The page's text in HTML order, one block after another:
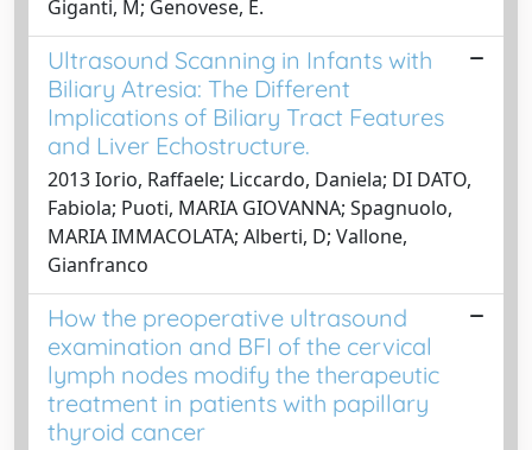
Giganti, M; Genovese, E.
Ultrasound Scanning in Infants with
Biliary Atresia: The Different
Implications of Biliary Tract Features
and Liver Echostructure.
2013 Iorio, Raffaele; Liccardo, Daniela; DI DATO,
Fabiola; Puoti, MARIA GIOVANNA; Spagnuolo,
MARIA IMMACOLATA; Alberti, D; Vallone,
Gianfranco
How the preoperative ultrasound
examination and BFI of the cervical
lymph nodes modify the therapeutic
treatment in patients with papillary
thyroid cancer